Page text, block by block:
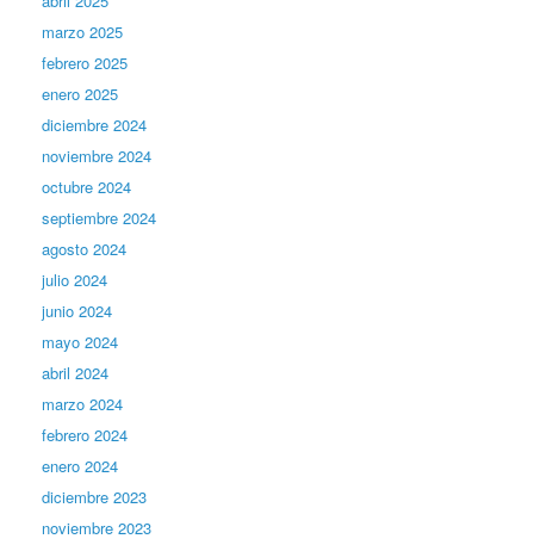
marzo 2025
febrero 2025
enero 2025
diciembre 2024
noviembre 2024
octubre 2024
septiembre 2024
agosto 2024
julio 2024
junio 2024
mayo 2024
abril 2024
marzo 2024
febrero 2024
enero 2024
diciembre 2023
noviembre 2023